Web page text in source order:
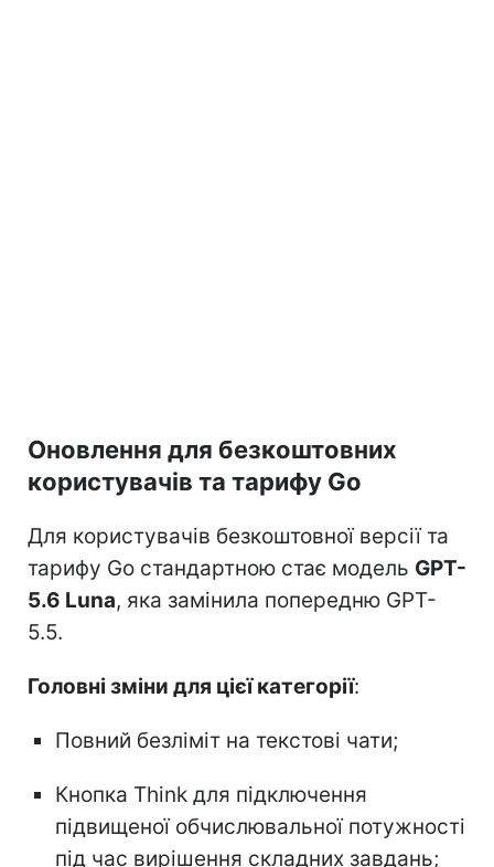
Оновлення для безкоштовних
користувачів та тарифу Go
Для користувачів безкоштовної версії та
тарифу Go стандартною стає модель GPT-
5.6 Luna, яка замінила попередню GPT-
5.5.
Головні зміни для цієї категорії:
Повний безліміт на текстові чати;
Кнопка Think для підключення
підвищеної обчислювальної потужності
під час вирішення складних завдань;